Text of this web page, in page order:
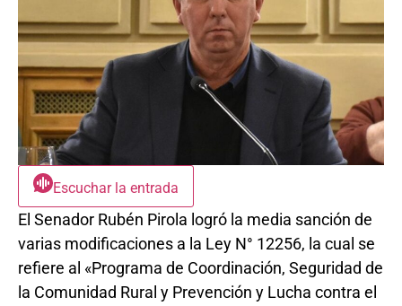
Escuchar la entrada
El Senador Rubén Pirola logró la media sanción de
varias modificaciones a la Ley N° 12256, la cual se
refiere al «Programa de Coordinación, Seguridad de
la Comunidad Rural y Prevención y Lucha contra el